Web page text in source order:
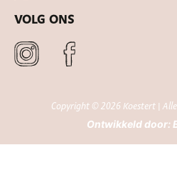
VOLG ONS
Copyright © 2026 Koestert |
Ontwikkeld door: